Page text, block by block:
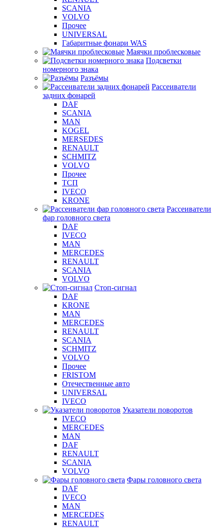
SCANIA
VOLVO
Прочее
UNIVERSAL
Габаритные фонари WAS
Маячки проблесковые
Подсветки
номерного знака
Разъёмы
Рассеиватели
задних фонарей
DAF
SCANIA
MAN
KOGEL
MERSEDES
RENAULT
SCHMITZ
VOLVO
Прочее
ТСП
IVECO
KRONE
Рассеиватели
фар головного света
DAF
IVECO
MAN
MERCEDES
RENAULT
SCANIA
VOLVO
Стоп-сигнал
DAF
KRONE
MAN
MERCEDES
RENAULT
SCANIA
SCHMITZ
VOLVO
Прочее
FRISTOM
Отечественные авто
UNIVERSAL
IVECO
Указатели поворотов
IVECO
MERCEDES
MAN
DAF
RENAULT
SCANIA
VOLVO
Фары головного света
DAF
IVECO
MAN
MERCEDES
RENAULT